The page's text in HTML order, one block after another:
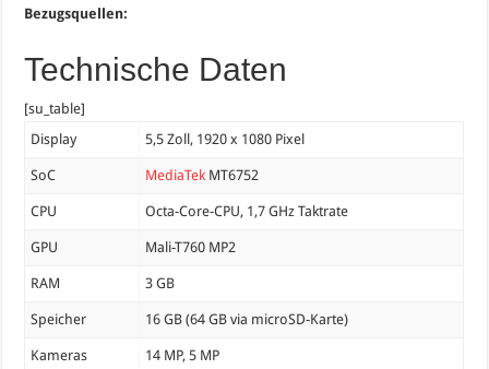
Bezugsquellen:
Technische Daten
[su_table]
Display
5,5 Zoll, 1920 x 1080 Pixel
SoC MediaTekMT6752
CPU Octa-Core-CPU, 1,7 GHz Taktrate
GPU Mali-T760 MP2
RAM 3 GB
Speicher 16 GB (64 GB via microSD-Karte)
Kameras 14 MP, 5 MP